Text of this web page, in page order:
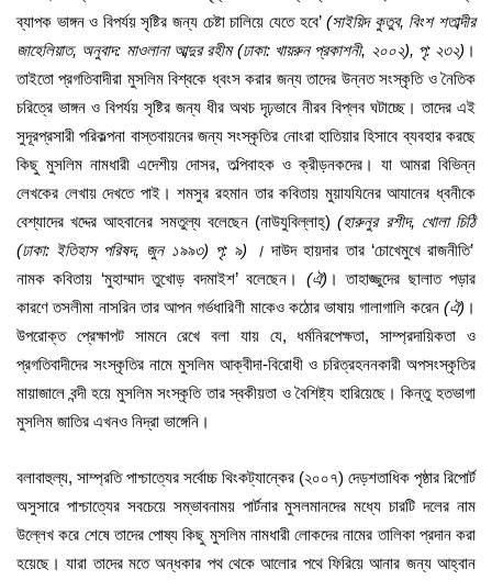
ব্যাপক ভাঙ্গন ও বিপর্যয় সৃষ্টির জন্য চেষ্টা চালিয়ে যেতে হবে’(সাইয়িদ কুতুব, বিংশ শতাব্দীর
জাহেলিয়াত, অনুবাদ: মাওলানা আব্দুর রহীম(ঢাকা: খায়রুন প্রকাশনী, ২০০২), পৃ: ২৩২) ।
তাইতো প্রগতিবাদীরা মুসলিম বিশ্বকে ধ্বংস করার জন্য তাদের উন্নত সংস্কৃতি ও নৈতিক
চরিত্রে ভাঙ্গন ও বিপর্যয় সৃষ্টির জন্য ধীর অথচ দৃঢ়ভাবে নীরব বিপ্লব ঘটাচ্ছে। তাদের এই
সুদূরপ্রসারী পরিকল্পনা বাস্তবায়নের জন্য সংস্কৃতির নোংরা হাতিয়ার হিসাবে ব্যবহার করছে
কিছু মুসলিম নামধারী এদেশীয় দোসর, তল্পিবাহক ও ক্রীড়নকদের। যা আমরা বিভিন্ন
লেখকের লেখায় দেখতে পাই। শমসুর রহমান তার কবিতায় মুয়াযযিনের আযানের ধ্বনীকে
বেশ্যাদের খদ্দের আহবানের সমতুল্য বলেছেন (নাউযুবিল্লাহ্)(হারুনুর রশীদ, খোলা চিঠি
(ঢাকা: ইতিহাস পরিষদ, জুন ১৯৯৩) পৃ: ৯) । দাউদ হায়দার তার ‘চোখেমুখে রাজনীতি’
নামক কবিতায় ‘মুহাম্মাদ তুখোড় বদমাইশ’ বলেছেন। (ঐ) । তাহাজ্জুদের ছালাত পড়ার
কারণে তসলীমা নাসরিন তার আপন গর্ভধারিণী মাকেও কঠোর ভাষায় গালাগালি করেন (ঐ) ।
উপরোক্ত প্রেক্ষাপট সামনে রেখে বলা যায় যে, ধর্মনিরপেক্ষতা, সাম্প্রদায়িকতা ও
প্রগতিবাদীদের সংস্কৃতির নামে মুসলিম আক্বীদা-বিরোধী ও চরিত্রহননকারী অপসংস্কৃতির
মায়াজালে বন্দী হয়ে মুসলিম সংস্কৃতি তার স্বকীয়তা ও বৈশিষ্ট্য হারিয়েছে। কিন্তু হতভাগা
মুসলিম জাতির এখনও নিদ্রা ভাঙ্গেনি।
বলাবাহুল্য, সাম্প্রতি পাশ্চাত্যের সর্বোচ্চ থিংকট্যান্কের (২০০৭) দেড়শতাধিক পৃষ্ঠার রিপোর্ট
অসুসারে পাশ্চাত্যের সবচেয়ে সম্ভাবনাময় পার্টনার মুসলমানদের মধ্যে চারটি দলের নাম
উল্লেখ করে শেষে তাদের পোষ্য কিছু মুসলিম নামধারী লোকদের নামের তালিকা প্রদান করা
হয়েছে। যারা তাদের মতে অন্ধকার পথ থেকে আলোর পথে ফিরিয়ে আনার জন্য আহ্বান